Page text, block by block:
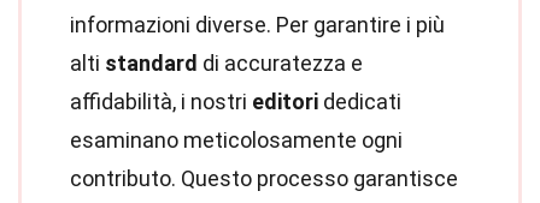
informazioni diverse. Per garantire i più
alti standard di accuratezza e
affidabilità, i nostri editori dedicati
esaminano meticolosamente ogni
contributo. Questo processo garantisce